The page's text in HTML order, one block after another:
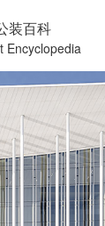
装百科
Encyclopedia